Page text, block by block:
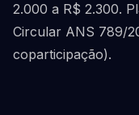
2.000 a R$ 2.300.
Circular ANS 789/
coparticipação).